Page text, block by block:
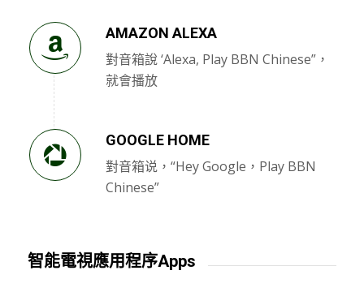
AMAZON ALEXA
對音箱說 ‘Alexa, Play BBN Chinese”，
就會播放
GOOGLE HOME
對音箱说，“Hey Google，Play BBN
Chinese”
智能電視應用程序Apps